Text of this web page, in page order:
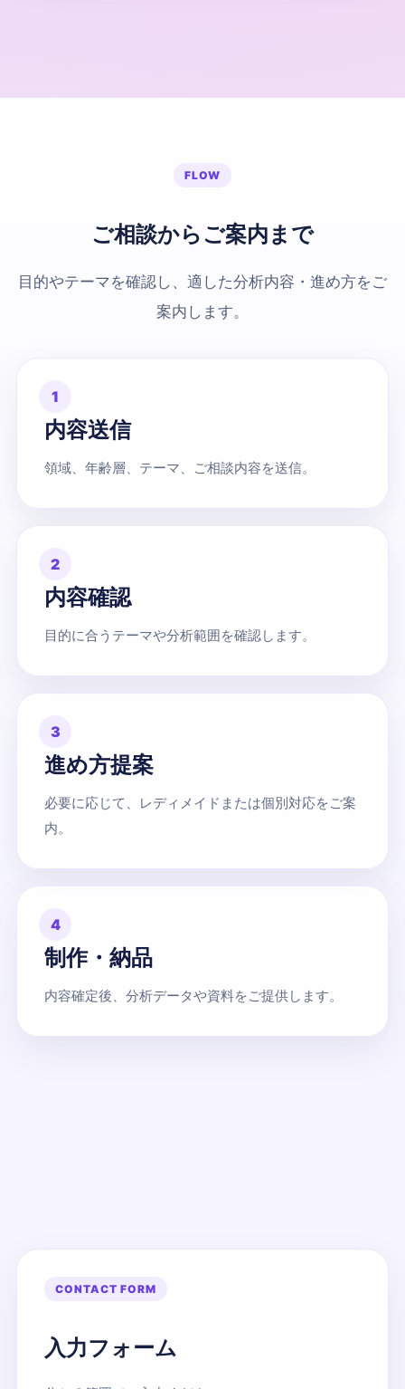
FLOW
ご相談からご案内まで
目的やテーマを確認し、適した分析内容・進め方をご
案内します。
1
内容送信
領域、年齢層、テーマ、ご相談内容を送信。
2
内容確認
目的に合うテーマや分析範囲を確認します。
3
進め方提案
必要に応じて、レディメイドまたは個別対応をご案
内。
4
制作・納品
内容確定後、分析データや資料をご提供します。
CONTACT FORM
入力フォーム